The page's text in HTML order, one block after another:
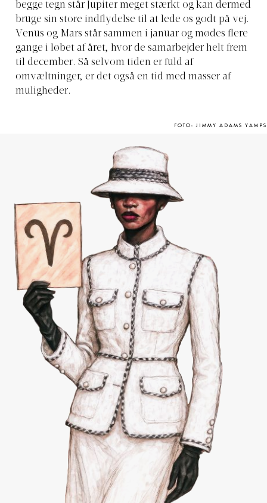
begge tegn står Jupiter meget stærkt og kan dermed
bruge sin store indflydelse til at lede os godt på vej.
Venus og Mars står sammen i januar og mødes flere
gange i løbet af året, hvor de samarbejder helt frem
til december. Så selvom tiden er fuld af
omvæltninger, er det også en tid med masser af
muligheder.
FOTO: JIMMY ADAMS YAMPS